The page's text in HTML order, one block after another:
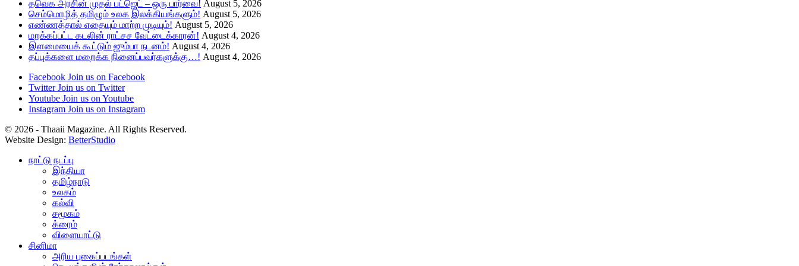
தவெக அரசின் முதல் பட்ஜெட் – ஒரு பார்வை! August 5, 2026
செம்மொழித் தமிழும் உலக இலக்கியங்களும்! August 5, 2026
எண்ணத்தால் எதையும் மாற்ற முடியும்! August 5, 2026
மறக்கப்பட்ட கடலின் ராட்சச வேட்டைக்காரன்! August 4, 2026
இளமையைக் கூட்டும் ஜும்பா நடனம்! August 4, 2026
தப்புக்களை மறைக்க நினைப்பவர்களுக்கு…! August 4, 2026
Facebook Join us on Facebook
Twitter Join us on Twitter
Youtube Join us on Youtube
Instagram Join us on Instagram
© 2026 - Thaaii Magazine. All Rights Reserved.
Website Design: BetterStudio
நாட்டு நடப்பு
இந்தியா
தமிழ்நாடு
உலகம்
கல்வி
சமூகம்
க்ரைம்
விளையாட்டு
சினிமா
அரிய புகைப்படங்கள்